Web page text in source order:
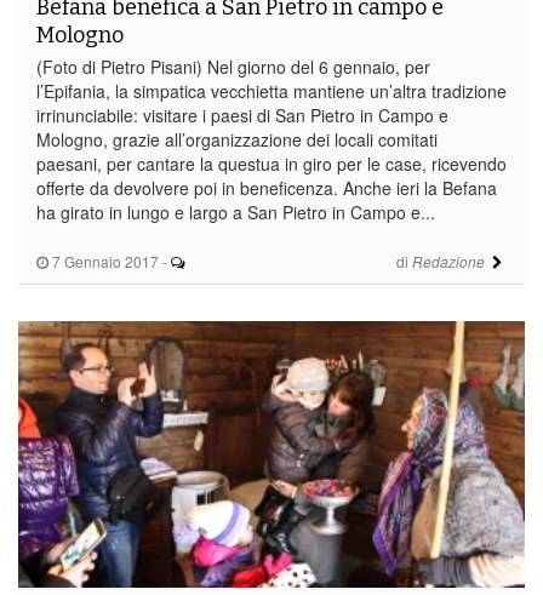
7 Gennaio 2017 - di Redazione
Befana benefica a San Pietro in campo e
Mologno
(Foto di Pietro Pisani) Nel giorno del 6 gennaio, per
l’Epifania, la simpatica vecchietta mantiene un’altra tradizione
irrinunciabile: visitare i paesi di San Pietro in Campo e
Mologno, grazie all’organizzazione dei locali comitati
paesani, per cantare la questua in giro per le case, ricevendo
offerte da devolvere poi in beneficenza. Anche ieri la Befana
ha girato in lungo e largo a San Pietro in Campo e...